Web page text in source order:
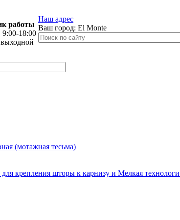
работы
9:00-18:00
Наш адрес
Ваш город: El Monte
(мотажная тесьма)
крепления шторы к карнизу и Мелкая